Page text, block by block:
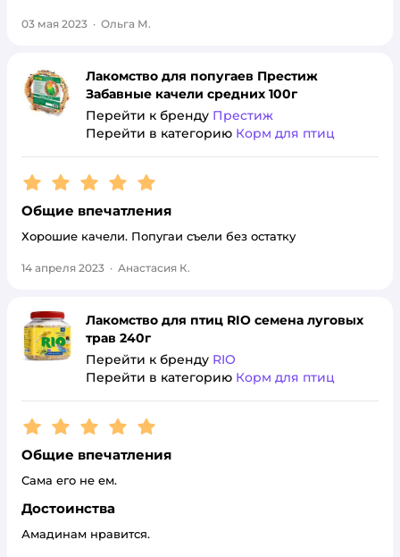
03 мая 2023 · Ольга М.
Лакомство для попугаев Престиж
Забавные качели средних 100г
Перейти к бренду Престиж
Перейти в категорию Корм для птиц
Рейтинг:5
Общие впечатления
Хорошие качели. Попугаи съели без остатку
14 апреля 2023 · Анастасия К.
Лакомство для птиц RIO семена луговых
трав 240г
Перейти к бренду RIO
Перейти в категорию Корм для птиц
Рейтинг:5
Общие впечатления
Сама его не ем.
Достоинства
Амадинам нравится.